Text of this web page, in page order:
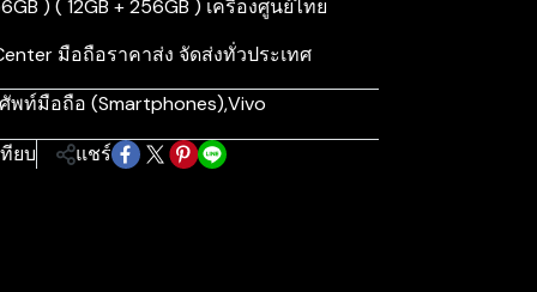
) ( 12GB + 256GB ) เครื่องศูนย์ไทย
มือถือราคาส่ง จัดส่งทั่วประเทศ
พท์มือถือ (Smartphones),Vivo
ยบ แชร์